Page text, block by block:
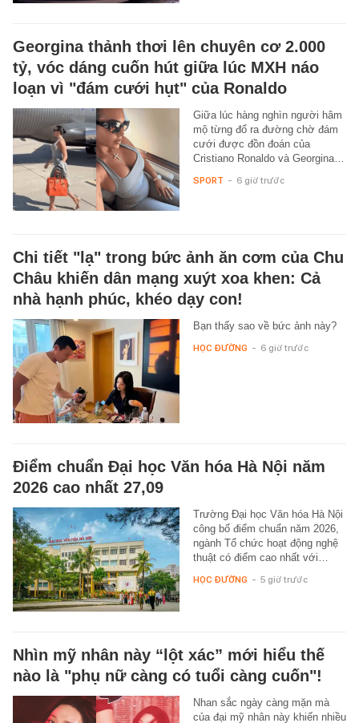
Georgina thảnh thơi lên chuyên cơ 2.000
tỷ, vóc dáng cuốn hút giữa lúc MXH náo
loạn vì "đám cưới hụt" của Ronaldo
Giữa lúc hàng nghìn người hâm
mộ từng đổ ra đường chờ đám
cưới được đồn đoán của
Cristiano Ronaldo và Georgina…
SPORT - 6 giờ trước
Chi tiết "lạ" trong bức ảnh ăn cơm của Chu
Châu khiến dân mạng xuýt xoa khen: Cả
nhà hạnh phúc, khéo dạy con!
Bạn thấy sao về bức ảnh này?
HỌC ĐƯỜNG - 6 giờ trước
Điểm chuẩn Đại học Văn hóa Hà Nội năm
2026 cao nhất 27,09
Trường Đại học Văn hóa Hà Nội
công bố điểm chuẩn năm 2026,
ngành Tổ chức hoạt động nghệ
thuật có điểm cao nhất với…
HỌC ĐƯỜNG - 5 giờ trước
Nhìn mỹ nhân này “lột xác” mới hiểu thế
nào là "phụ nữ càng có tuổi càng cuốn"!
Nhan sắc ngày càng mặn mà
của đại mỹ nhân này khiến nhiều